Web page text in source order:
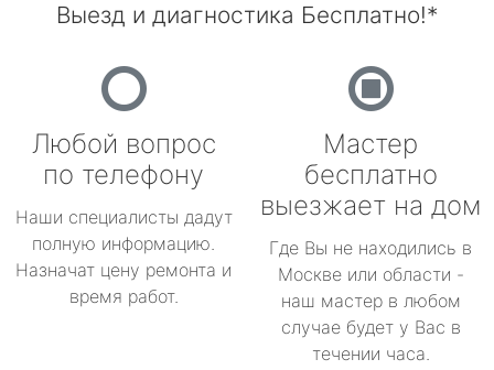
Выезд и диагностика Бесплатно!*
Любой вопрос
по телефону
Наши специалисты дадут
полную информацию.
Назначат цену ремонта и
время работ.
Мастер
бесплатно
выезжает на дом
Где Вы не находились в
Москве или области -
наш мастер в любом
случае будет у Вас в
течении часа.